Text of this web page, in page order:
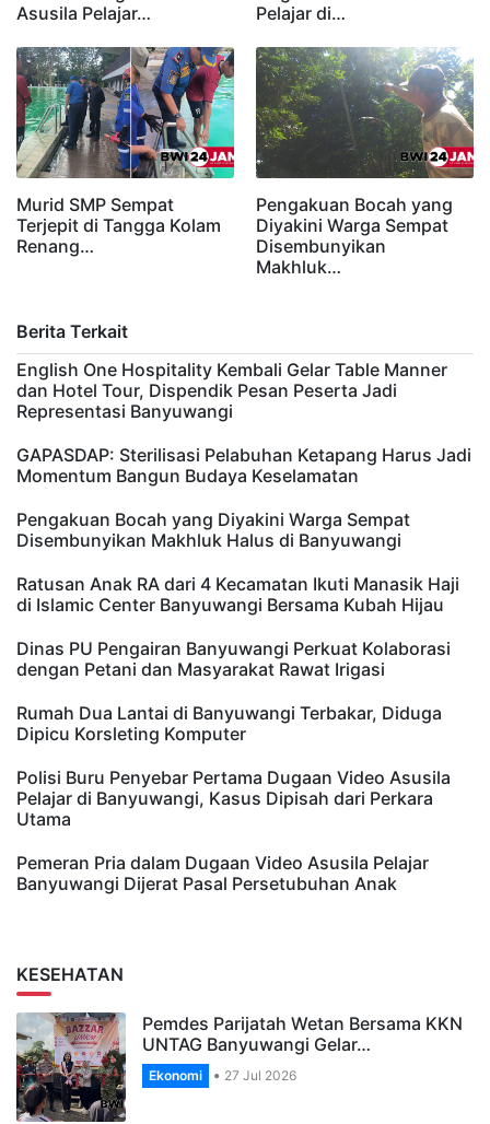
Asusila Pelajar…
Pelajar di…
Murid SMP Sempat
Terjepit di Tangga Kolam
Renang…
Pengakuan Bocah yang
Diyakini Warga Sempat
Disembunyikan
Makhluk…
Berita Terkait
English One Hospitality Kembali Gelar Table Manner
dan Hotel Tour, Dispendik Pesan Peserta Jadi
Representasi Banyuwangi
GAPASDAP: Sterilisasi Pelabuhan Ketapang Harus Jadi
Momentum Bangun Budaya Keselamatan
Pengakuan Bocah yang Diyakini Warga Sempat
Disembunyikan Makhluk Halus di Banyuwangi
Ratusan Anak RA dari 4 Kecamatan Ikuti Manasik Haji
di Islamic Center Banyuwangi Bersama Kubah Hijau
Dinas PU Pengairan Banyuwangi Perkuat Kolaborasi
dengan Petani dan Masyarakat Rawat Irigasi
Rumah Dua Lantai di Banyuwangi Terbakar, Diduga
Dipicu Korsleting Komputer
Polisi Buru Penyebar Pertama Dugaan Video Asusila
Pelajar di Banyuwangi, Kasus Dipisah dari Perkara
Utama
Pemeran Pria dalam Dugaan Video Asusila Pelajar
Banyuwangi Dijerat Pasal Persetubuhan Anak
KESEHATAN
Pemdes Parijatah Wetan Bersama KKN
UNTAG Banyuwangi Gelar…
Ekonomi 27 Jul 2026